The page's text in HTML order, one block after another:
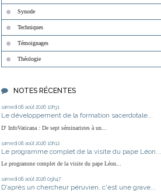
Synode
Techniques
Témoignages
Théologie
NOTES RÉCENTES
samedi 08 août 2026 10h31
Le développement de la formation sacerdotale...
D' InfoVaticana : De sept séminaristes à un...
samedi 08 août 2026 10h12
Le programme complet de la visite du pape Léon...
Le programme complet de la visite du pape Léon...
samedi 08 août 2026 09h47
D'après un chercheur péruvien, c'est une grave...